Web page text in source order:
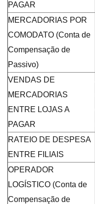
PAGAR
MERCADORIAS POR
COMODATO (Conta de
Compensação de
Passivo)
VENDAS DE
MERCADORIAS
ENTRE LOJAS A
PAGAR
RATEIO DE DESPESA
ENTRE FILIAIS
OPERADOR
LOGÍSTICO (Conta de
Compensação de